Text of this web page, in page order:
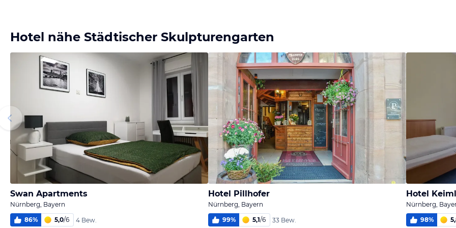
Hotel nähe Städtischer Skulpturengarten
Swan Apartments
Nürnberg, Bayern
86% 5,0/6 4 Bew.
Hotel Pillhofer
Nürnberg, Bayern
99% 5,1/6 33 Bew.
Hotel Keiml
Nürnberg,
98%